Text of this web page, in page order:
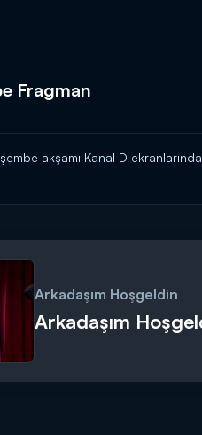
Fragman
akşamı Kanal D
Arkadaşım Hoşgeldin
Arkadaşım